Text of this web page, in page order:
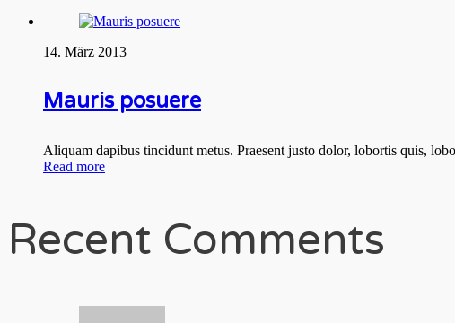
14. März 2013
Mauris posuere
Aliquam dapibus tincidunt metus. Praesent justo dolor, lobortis quis,
Read more
Recent Comments